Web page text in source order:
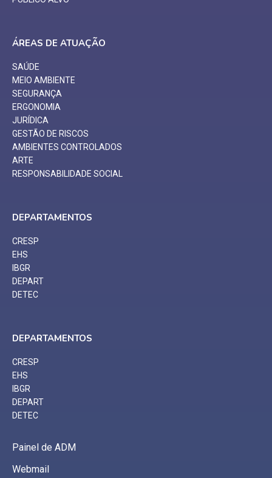
ÁREAS DE ATUAÇÃO
SAÚDE
MEIO AMBIENTE
SEGURANÇA
ERGONOMIA
JURÍDICA
GESTÃO DE RISCOS
AMBIENTES CONTROLADOS
ARTE
RESPONSABILIDADE SOCIAL
DEPARTAMENTOS
CRESP
EHS
IBGR
DEPART
DETEC
DEPARTAMENTOS
CRESP
EHS
IBGR
DEPART
DETEC
Painel de ADM
Webmail